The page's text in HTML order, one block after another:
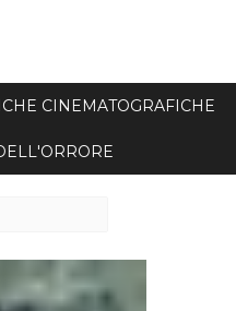
CINEMATOGRAFICHE